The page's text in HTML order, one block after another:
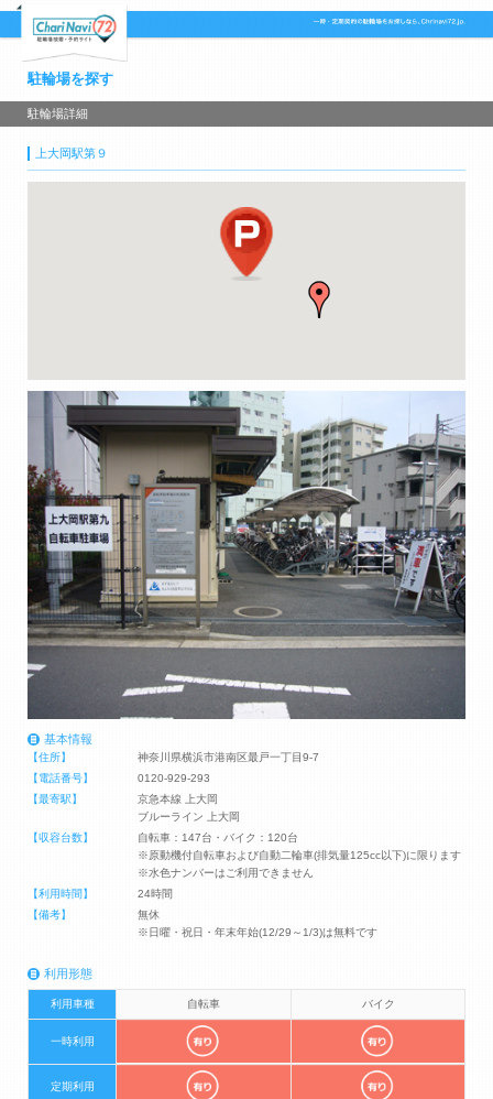
駐輪場を探す
駐輪場詳細
上大岡駅第９
基本情報
【住所】
神奈川県横浜市港南区最戸一丁目9-7
【電話番号】
0120-929-293
【最寄駅】
京急本線 上大岡
ブルーライン 上大岡
【収容台数】
自転車：147台・バイク：120台
※原動機付自転車および自動二輪車(排気量125cc以下)に限ります
※水色ナンバーはご利用できません
【利用時間】
24時間
【備考】
無休
※日曜・祝日・年末年始(12/29～1/3)は無料です
利用形態
利用車種 自転車 バイク
一時利用
定期利用